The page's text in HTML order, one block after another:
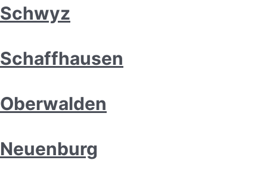
Schwyz
Schaffhausen
Oberwalden
Neuenburg